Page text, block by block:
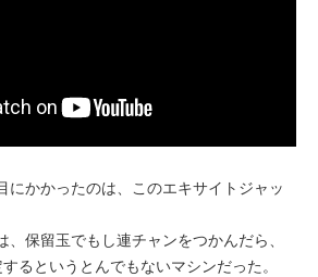
にかかったのは、このエキサイトジャッ
、保留玉でもし連チャンをつかんだら、
るというとんでもないマシンだった。